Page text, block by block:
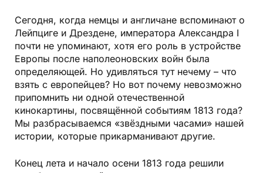
Сегодня, когда немцы и англичане вспоминают о
Лейпциге и Дрездене, императора Александра I
почти не упоминают, хотя его роль в устройстве
Европы после наполеоновских войн была
определяющей. Но удивляться тут нечему – что
взять с европейцев? Но вот почему невозможно
припомнить ни одной отечественной
кинокартины, посвящённой событиям 1813 года?
Мы разбрасываемся «звёздными часами» нашей
истории, которые прикарманивают другие.
Конец лета и начало осени 1813 года решили